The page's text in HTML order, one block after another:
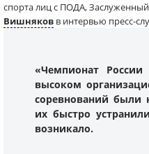
спорта лиц с ПОДА,
Вишняков в интервью пресс-
«Чемпионат
высоком
соревнований были
их быстро
возникало.